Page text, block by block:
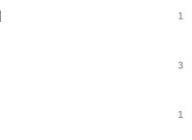
1
3
1